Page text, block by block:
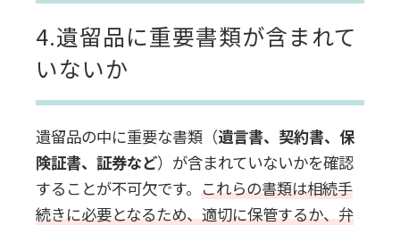
4.遺留品に重要書類が含まれて
いないか
遺留品の中に重要な書類（遺言書、契約書、保
険証書、証券など）が含まれていないかを確認
することが不可欠です。 これらの書類は相続手
続きに必要となるため、適切に保管するか、弁